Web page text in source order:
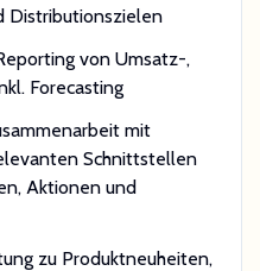
Distributionszielen
von Umsatz-,
Forecasting
mit
Schnittstellen
Aktionen und
zu Produktneuheiten,